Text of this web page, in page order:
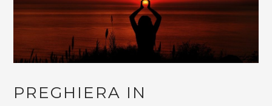
PREGHIERA IN